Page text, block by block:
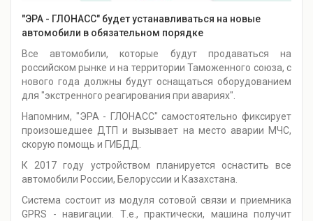
"ЭРА - ГЛОНАСС" будет устанавливаться на новые
автомобили в обязательном порядке
Все автомобили, которые будут продаваться на
российском рынке и на территории Таможенного союза, с
нового года должны будут оснащаться оборудованием
для "экстренного реагирования при авариях".
Напомним, "ЭРА - ГЛОНАСС" самостоятельно фиксирует
произошедшее ДТП и вызывает на место аварии МЧС,
скорую помощь и ГИБДД.
К 2017 году устройством планируется оснастить все
автомобили России, Белоруссии и Казахстана.
Система состоит из модуля сотовой связи и приемника
GPRS - навигации. Т.е., практически, машина получит